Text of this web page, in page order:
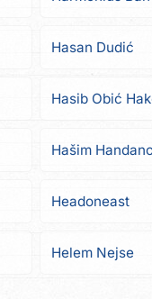
Hasan Dudić
Hasib Obić
Hašim
Headoneast
Helem Nejse